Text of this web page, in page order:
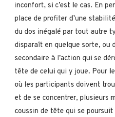
inconfort, si c’est le cas. En
place de profiter d’une
du dos inégalé par tout autre
disparaît en quelque sorte, ou
secondaire à l’action qui se
tête de celui qui y joue. Pour
où les participants doivent
et de se concentrer, plusieurs
coussin de tête qui se